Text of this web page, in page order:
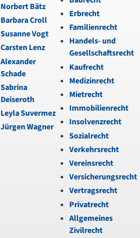
Norbert Bätz
Barbara Croll
Susanne Vogt
Carsten Lenz
Alexander
Schade
Sabrina
Deiseroth
Leyla Suvermez
Jürgen Wagner
Erbrecht
Familienrecht
Handels- und
Gesellschaftsrecht
Kaufrecht
Medizinrecht
Mietrecht
Immobilienrecht
Insolvenzrecht
Sozialrecht
Verkehrsrecht
Vereinsrecht
Versicherungsrecht
Vertragsrecht
Privatrecht
Allgemeines
Zivilrecht